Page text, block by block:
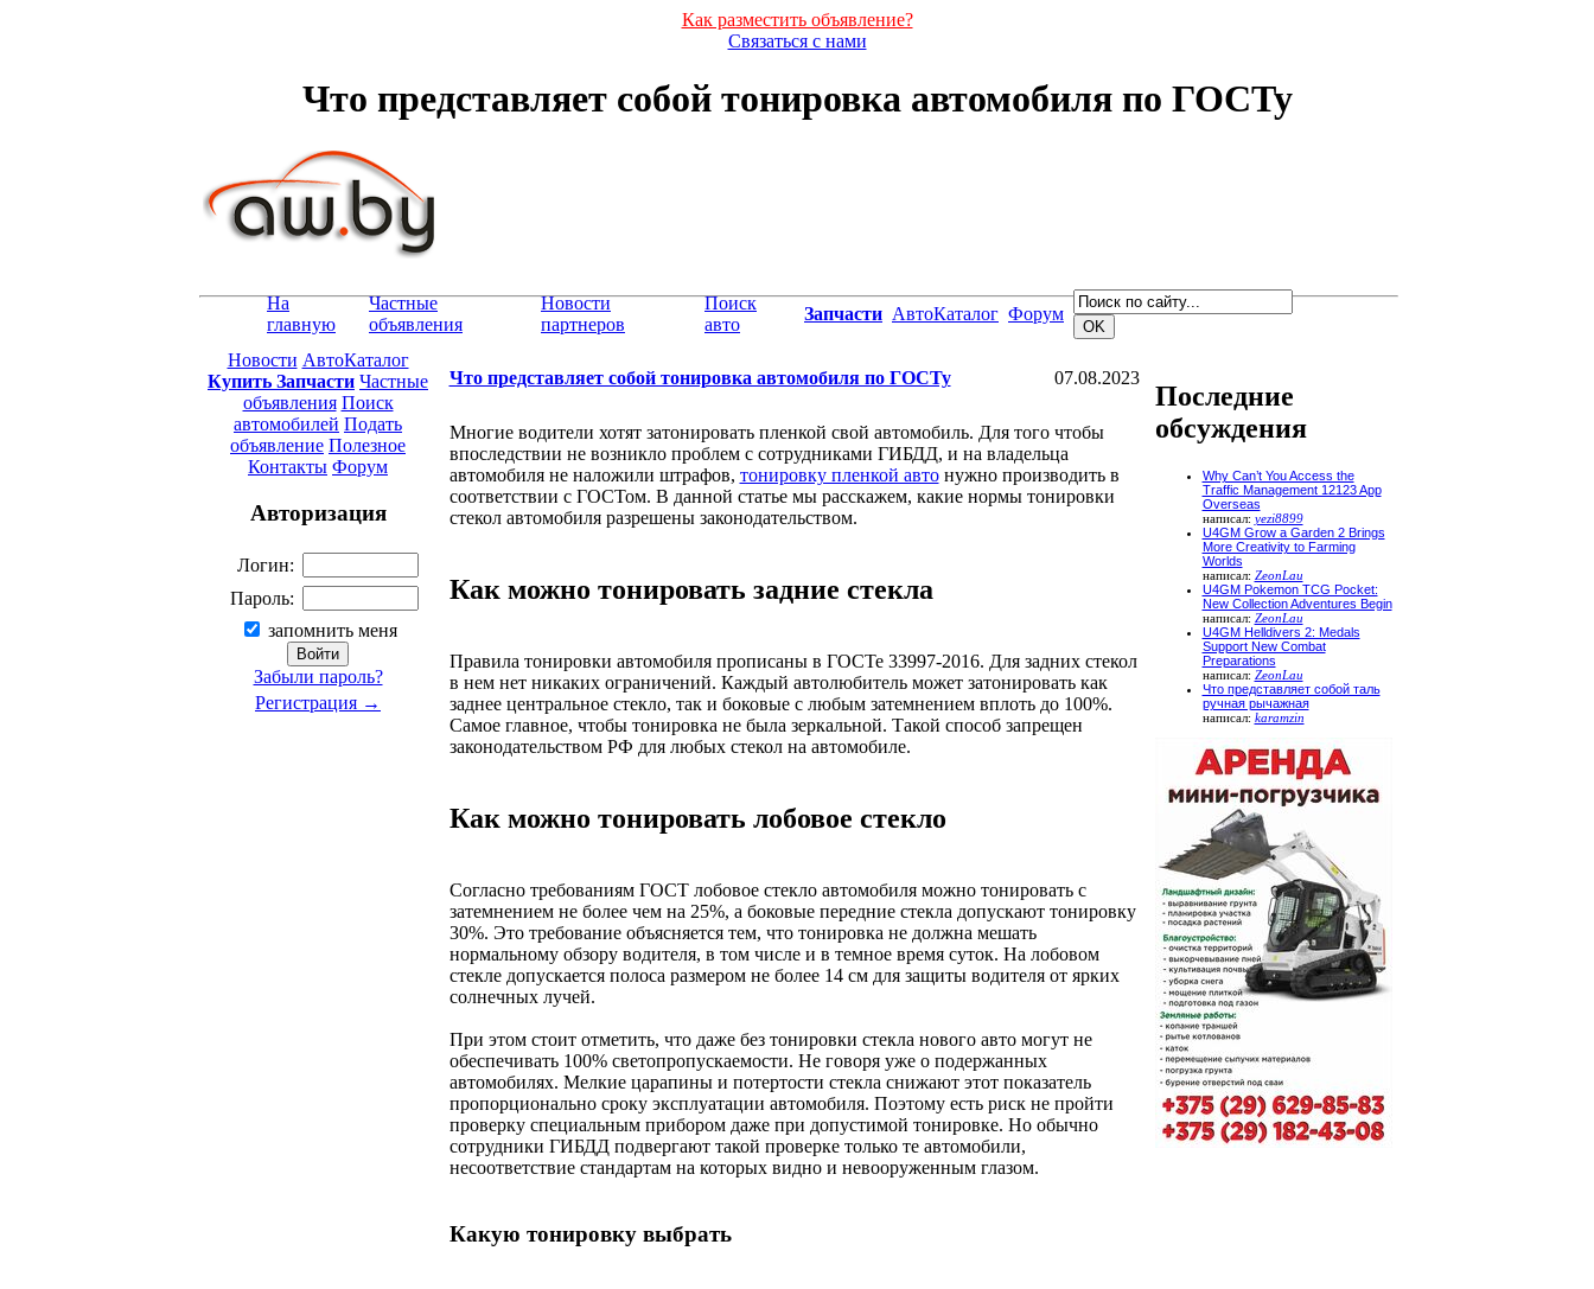
Как разместить объявление?
Связаться с нами
Что представляет собой тонировка автомобиля по ГОСТу
На
главную
Частные
объявления
Новости
партнеров
Поиск
авто
Запчасти АвтоКаталог Форум
Новости АвтоКаталог
Купить Запчасти Частные
объявления Поиск
автомобилей Подать
объявление Полезное
Контакты Форум
Авторизация
Логин:
Пароль:
запомнить меня
Забыли пароль?
Регистрация →
Что представляет собой тонировка автомобиля по ГОСТу 07.08.2023
Многие водители хотят затонировать пленкой свой автомобиль. Для того чтобы
впоследствии не возникло проблем с сотрудниками ГИБДД, и на владельца
автомобиля не наложили штрафов, тонировку пленкой автонужно производить в
соответствии с ГОСТом. В данной статье мы расскажем, какие нормы тонировки
стекол автомобиля разрешены законодательством.
Как можно тонировать задние стекла
Правила тонировки автомобиля прописаны в ГОСТе 33997-2016. Для задних стекол
в нем нет никаких ограничений. Каждый автолюбитель может затонировать как
заднее центральное стекло, так и боковые с любым затемнением вплоть до 100%.
Самое главное, чтобы тонировка не была зеркальной. Такой способ запрещен
законодательством РФ для любых стекол на автомобиле.
Как можно тонировать лобовое стекло
Согласно требованиям ГОСТ лобовое стекло автомобиля можно тонировать с
затемнением не более чем на 25%, а боковые передние стекла допускают тонировку
30%. Это требование объясняется тем, что тонировка не должна мешать
нормальному обзору водителя, в том числе и в темное время суток. На лобовом
стекле допускается полоса размером не более 14 см для защиты водителя от ярких
солнечных лучей.
При этом стоит отметить, что даже без тонировки стекла нового авто могут не
обеспечивать 100% светопропускаемости. Не говоря уже о подержанных
автомобилях. Мелкие царапины и потертости стекла снижают этот показатель
пропорционально сроку эксплуатации автомобиля. Поэтому есть риск не пройти
проверку специальным прибором даже при допустимой тонировке. Но обычно
сотрудники ГИБДД подвергают такой проверке только те автомобили,
несоответствие стандартам на которых видно и невооруженным глазом.
Какую тонировку выбрать
Последние
обсуждения
Why Can’t You Access the
Traffic Management 12123 App
Overseas
написал: yezi8899
U4GM Grow a Garden 2 Brings
More Creativity to Farming
Worlds
написал: ZeonLau
U4GM Pokemon TCG Pocket:
New Collection Adventures Begin
написал: ZeonLau
U4GM Helldivers 2: Medals
Support New Combat
Preparations
написал: ZeonLau
Что представляет собой таль
ручная рычажная
написал: karamzin